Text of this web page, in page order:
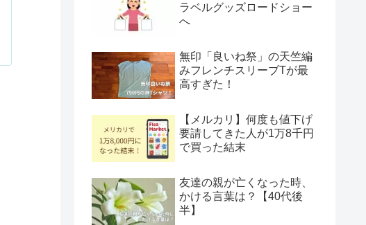
ラベルグッズロードショー
へ
無印「良いね祭」の天竺編
みフレンチスリーブTが最
高すぎた！
【メルカリ】何度も値下げ
要請してきた人が1万8千円
で買った結末
友達の親が亡くなった時、
かける言葉は？【40代後
半】